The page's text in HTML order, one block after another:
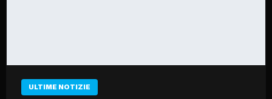
ULTIME NOTIZIE